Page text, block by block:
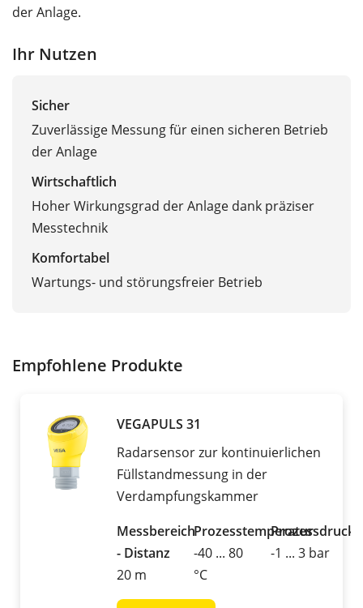
der Anlage.
Ihr Nutzen
Sicher
Zuverlässige Messung für einen sicheren Betrieb
der Anlage
Wirtschaftlich
Hoher Wirkungsgrad der Anlage dank präziser
Messtechnik
Komfortabel
Wartungs- und störungsfreier Betrieb
Empfohlene Produkte
VEGAPULS 31
Radarsensor zur kontinuierlichen
Füllstandmessung in der
Verdampfungskammer
Messbereich
- Distanz
20 m
Prozesstemperatur
-40 ... 80
°C
Prozessdruck
-1 ... 3 bar